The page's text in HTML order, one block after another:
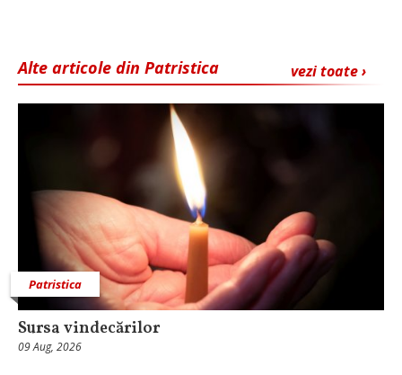
vezi toate ›
Alte articole din Patristica
Patristica
Sursa vindecărilor
09 Aug, 2026